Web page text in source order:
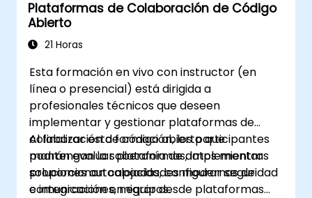
Plataformas de Colaboración de Código
Abierto
21 Horas
Esta formación en vivo con instructor (en
línea o presencial) está dirigida a
profesionales técnicos que deseen
implementar y gestionar plataformas de
colaboración de código abierto que
mantengan la soberanía de datos mientras
proporcionan capacidades modernas de
comunicación en equipos.
Al finalizar esta formación, los participantes
podrán evaluar plataformas, implementar
soluciones autoalojadas, configurar seguridad
e integraciones, migrar desde plataformas